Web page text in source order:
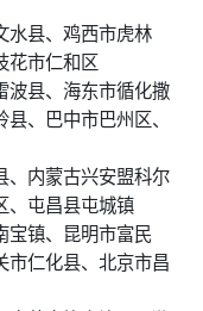
水县、鸡西市虎林
花市仁和区
波县、海东市循化撒
、巴中市巴州区、
、内蒙古兴安盟科尔
、屯昌县屯城镇
宝镇、昆明市富民
市仁化县、北京市昌